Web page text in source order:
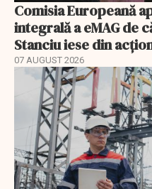
Comisia Europeană
integrală a eMAG de
Stanciu iese din
07 AUGUST 2026